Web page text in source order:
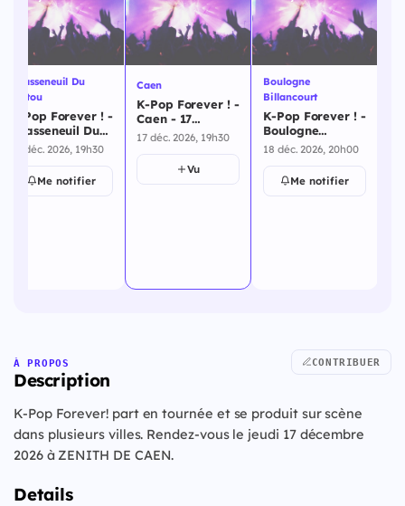
Chasseneuil Du
Poitou
K-Pop Forever ! -
Chasseneuil Du
Poitou - 15
décembre 2026
15 déc. 2026, 19h30
Me notifier
Caen
K-Pop Forever ! -
Caen - 17
décembre 2026
17 déc. 2026, 19h30
Vu
Boulogne
Billancourt
K-Pop Forever ! -
Boulogne
Billancourt - 18
décembre 2026
18 déc. 2026, 20h00
Me notifier
À PROPOS
Description
CONTRIBUER
K-Pop Forever! part en tournée et se produit sur scène
dans plusieurs villes. Rendez-vous le jeudi 17 décembre
2026 à ZENITH DE CAEN.
Details